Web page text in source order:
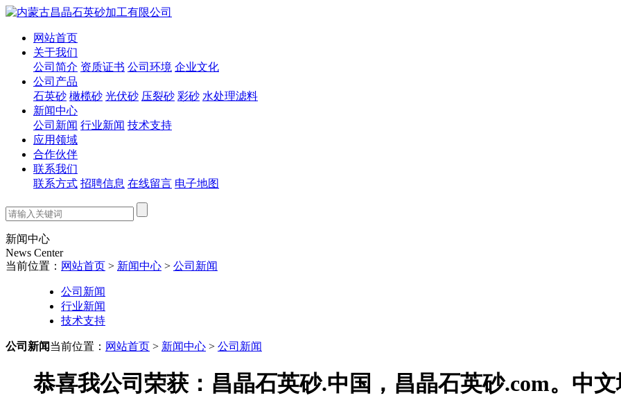
网站首页
关于我们
公司简介 资质证书 公司环境 企业文化
公司产品
石英砂 橄榄砂 光伏砂 压裂砂 彩砂 水处理滤料
新闻中心
公司新闻 行业新闻 技术支持
应用领域
合作伙伴
联系我们
联系方式 招聘信息 在线留言 电子地图
新闻中心
News Center
当前位置： 网站首页 > 新闻中心 > 公司新闻
公司新闻
行业新闻
技术支持
公司新闻当前位置： 网站首页 > 新闻中心 > 公司新闻
恭喜我公司荣获：昌晶石英砂.中国，昌晶石英砂.com。中